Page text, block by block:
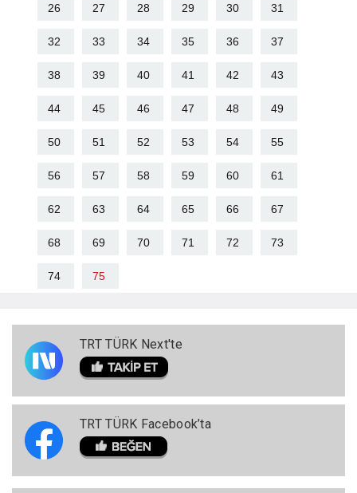
26 27 28 29 30 31
32 33 34 35 36 37
38 39 40 41 42 43
44 45 46 47 48 49
50 51 52 53 54 55
56 57 58 59 60 61
62 63 64 65 66 67
68 69 70 71 72 73
74 75
TRT TÜRK Next'te
TRT TÜRK Facebook’ta